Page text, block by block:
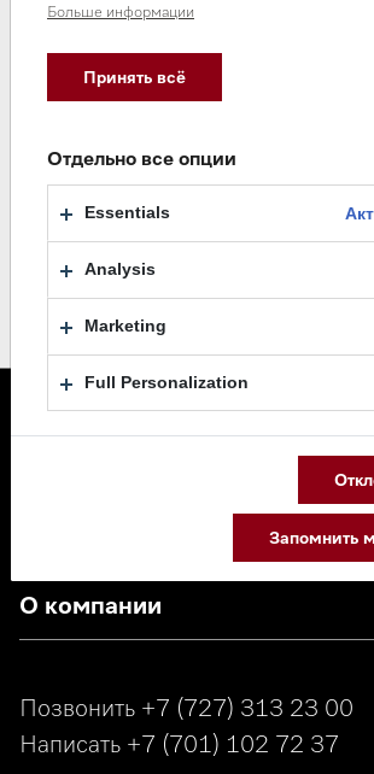
Больше информации
Принять всё
Отдельно все опции
Essentials
Analysis
Marketing
Full Personalization
Запомнить
О компании
Позвонить +7 (727) 313 23 00
Написать +7 (701) 102 72 37